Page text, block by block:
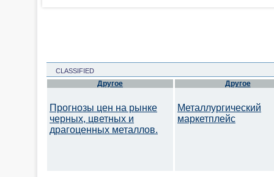
CLASSIFIED
Другое
Прогнозы цен на рынке
черных, цветных и
драгоценных металлов.
Другое
Металлургический
маркетплейс